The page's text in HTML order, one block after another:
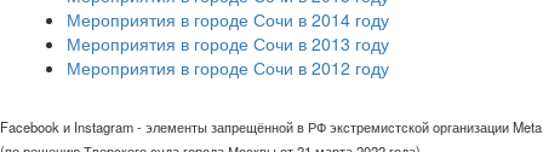
Мероприятия в городе Сочи в 2014 году
Мероприятия в городе Сочи в 2013 году
Мероприятия в городе Сочи в 2012 году
Facebook и Instagram - элементы запрещённой в РФ экстремистской организации Meta